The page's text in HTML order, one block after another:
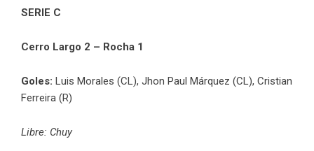
SERIE C
Cerro Largo 2 – Rocha 1
Goles: Luis Morales (CL), Jhon Paul Márquez (CL), Cristian
Ferreira (R)
Libre: Chuy